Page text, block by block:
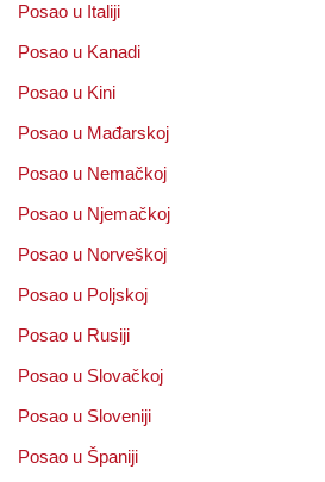
Posao u Italiji
Posao u Kanadi
Posao u Kini
Posao u Mađarskoj
Posao u Nemačkoj
Posao u Njemačkoj
Posao u Norveškoj
Posao u Poljskoj
Posao u Rusiji
Posao u Slovačkoj
Posao u Sloveniji
Posao u Španiji